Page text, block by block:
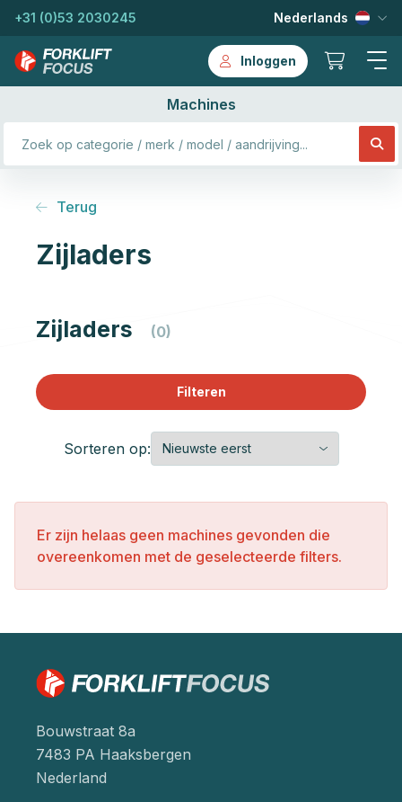
+31 (0)53 2030245 Nederlands
Inloggen
Machines
Terug
Zijladers
Zijladers (0)
Filteren
Sorteren op:
Er zijn helaas geen machines gevonden die
overeenkomen met de geselecteerde filters.
Bouwstraat 8a
7483 PA Haaksbergen
Nederland